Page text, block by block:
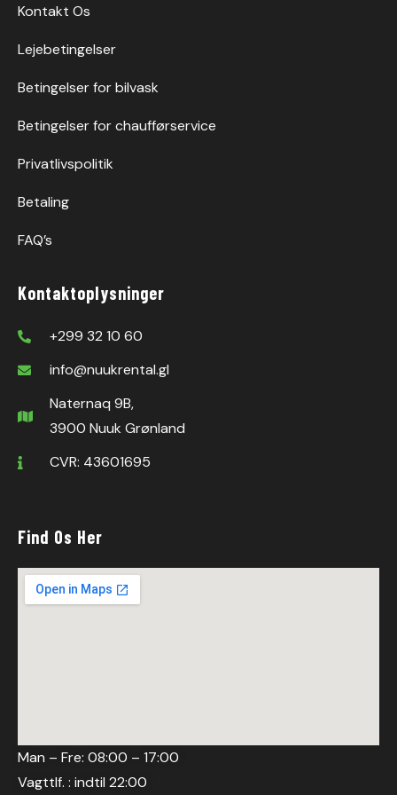
Kontakt Os
Lejebetingelser
Betingelser for bilvask
Betingelser for chaufførservice
Privatlivspolitik
Betaling
FAQ’s
Kontaktoplysninger
+299 32 10 60
info@nuukrental.gl
Naternaq 9B,
3900 Nuuk Grønland
CVR: 43601695
Find Os Her
Man – Fre: 08:00 – 17:00
Vagttlf. : indtil 22:00